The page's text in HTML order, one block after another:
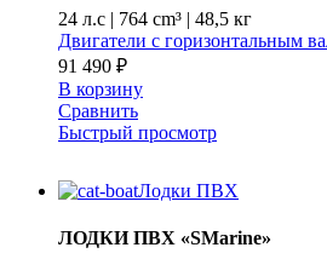
24 л.с | 764 cm³ | 48,5 кг
Двигатели с горизонтальным
91 490 ₽
В корзину
Сравнить
Быстрый просмотр
Лодки ПВХ
ЛОДКИ ПВХ «SMarine»